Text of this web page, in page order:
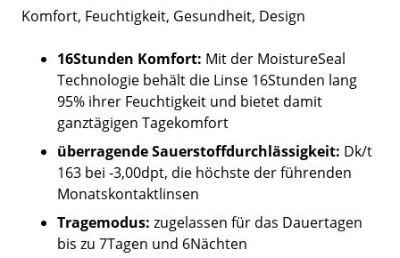
Komfort, Feuchtigkeit, Gesundheit, Design
16Stunden Komfort: Mit der MoistureSeal
Technologie behält die Linse 16Stunden lang
95% ihrer Feuchtigkeit und bietet damit
ganztägigen Tagekomfort
überragende Sauerstoffdurchlässigkeit: Dk/t
163 bei -3,00dpt, die höchste der führenden
Monatskontaktlinsen
Tragemodus: zugelassen für das Dauertagen
bis zu 7Tagen und 6Nächten